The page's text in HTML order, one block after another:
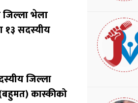
भेला
१३ सदस्यीय
जिल्ला
कास्कीको